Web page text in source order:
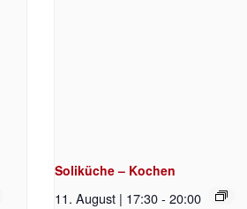
Soliküche – Kochen
11. August | 17:30- 20:00